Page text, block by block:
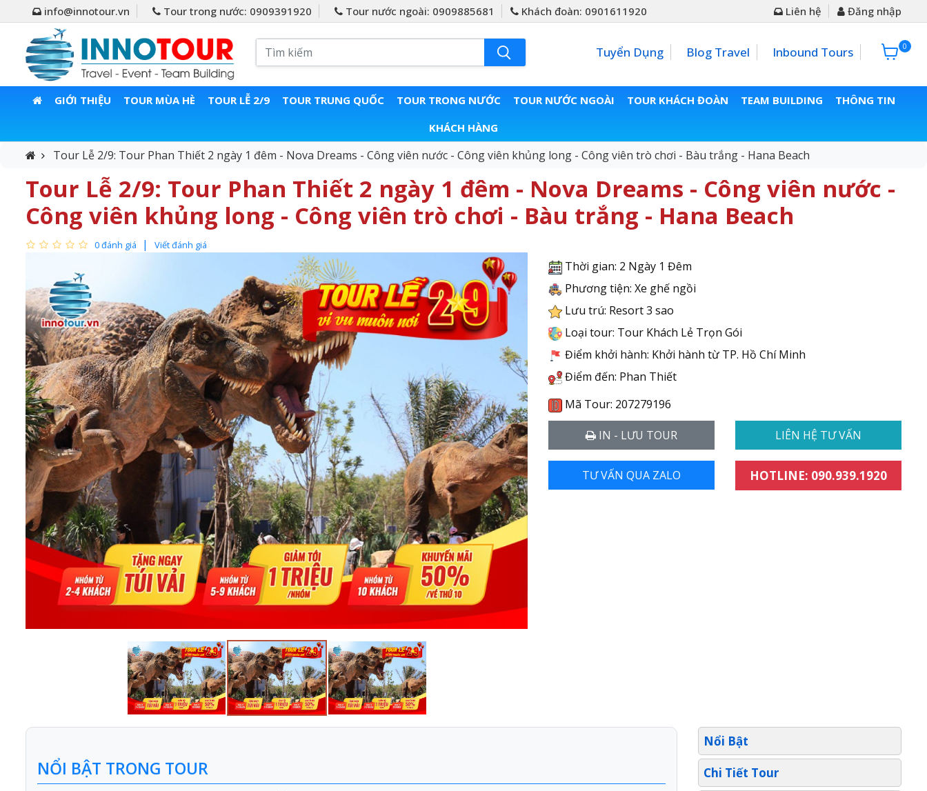
info@innotour.vn Tour trong nước: 0909391920 Tour nước ngoài: 0909885681 Khách đoàn: 0901611920 Liên hệ Đăng nhập
Tuyển Dụng Blog Travel Inbound Tours 0 0đ
GIỚI THIỆU TOUR MÙA HÈ TOUR LỄ 2/9 TOUR TRUNG QUỐC TOUR TRONG NƯỚC TOUR NƯỚC NGOÀI TOUR KHÁCH ĐOÀN TEAM BUILDING
THÔNG TIN
KHÁCH HÀNG
Tour Lễ 2/9: Tour Phan Thiết 2 ngày 1 đêm - Nova Dreams - Công viên nước - Công viên khủng long - Công viên trò chơi - Bàu trắng - Hana Beach
Tour Lễ 2/9: Tour Phan Thiết 2 ngày 1 đêm - Nova Dreams - Công viên nước -
Công viên khủng long - Công viên trò chơi - Bàu trắng - Hana Beach
0 đánh giá Viết đánh giá
Thời gian: 2 Ngày 1 Đêm
Phương tiện: Xe ghế ngồi
Lưu trú: Resort 3 sao
Loại tour: Tour Khách Lẻ Trọn Gói
Điểm khởi hành: Khởi hành từ TP. Hồ Chí Minh
Điểm đến: Phan Thiết
Mã Tour: 207279196
IN - LƯU TOUR LIÊN HỆ TƯ VẤN
TƯ VẤN QUA ZALO HOTLINE: 090.939.1920
NỔI BẬT TRONG TOUR
Nổi Bật
Chi Tiết Tour